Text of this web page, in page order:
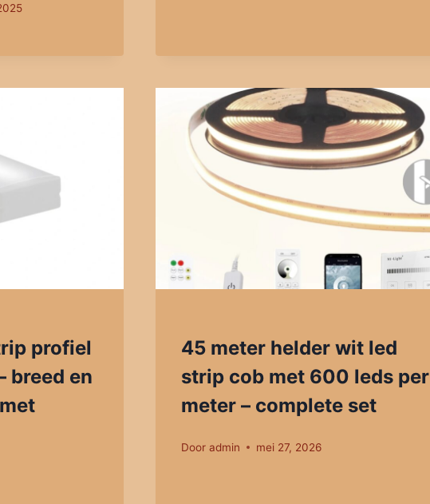
profiel
breed en
45 meter helder wit led
strip cob met 600 leds per
meter – complete set
Door admin mei 27, 2026